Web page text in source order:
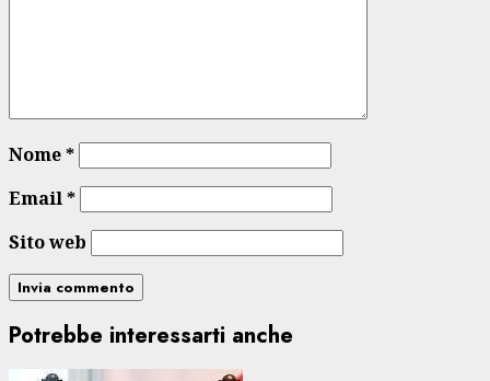
Nome*
Email*
Sito web
Potrebbe interessarti anche